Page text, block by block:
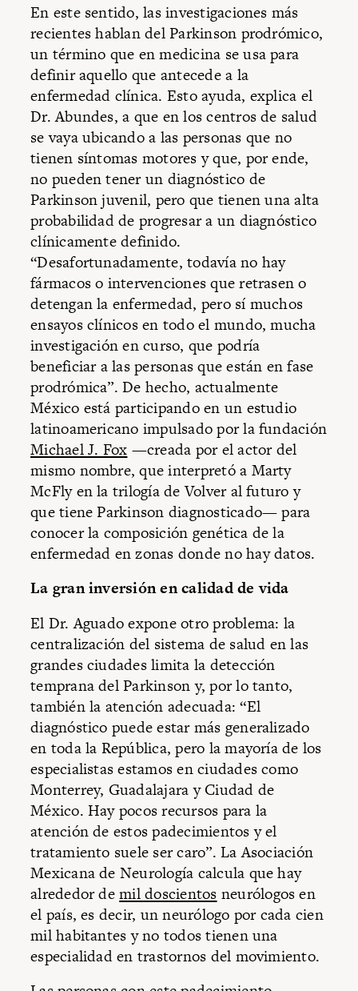
En este sentido, las investigaciones más
recientes hablan del Parkinson prodrómico,
un término que en medicina se usa para
definir aquello que antecede a la
enfermedad clínica. Esto ayuda, explica el
Dr. Abundes, a que en los centros de salud
se vaya ubicando a las personas que no
tienen síntomas motores y que, por ende,
no pueden tener un diagnóstico de
Parkinson juvenil, pero que tienen una alta
probabilidad de progresar a un diagnóstico
clínicamente definido.
“Desafortunadamente, todavía no hay
fármacos o intervenciones que retrasen o
detengan la enfermedad, pero sí muchos
ensayos clínicos en todo el mundo, mucha
investigación en curso, que podría
beneficiar a las personas que están en fase
prodrómica”. De hecho, actualmente
México está participando en un estudio
latinoamericano impulsado por la fundación
Michael J. Fox —creada por el actor del
mismo nombre, que interpretó a Marty
McFly en la trilogía de Volver al futuro y
que tiene Parkinson diagnosticado— para
conocer la composición genética de la
enfermedad en zonas donde no hay datos.
La gran inversión en calidad de vida
El Dr. Aguado expone otro problema: la
centralización del sistema de salud en las
grandes ciudades limita la detección
temprana del Parkinson y, por lo tanto,
también la atención adecuada: “El
diagnóstico puede estar más generalizado
en toda la República, pero la mayoría de los
especialistas estamos en ciudades como
Monterrey, Guadalajara y Ciudad de
México. Hay pocos recursos para la
atención de estos padecimientos y el
tratamiento suele ser caro”. La Asociación
Mexicana de Neurología calcula que hay
alrededor demil doscientos neurólogos en
el país, es decir, un neurólogo por cada cien
mil habitantes y no todos tienen una
especialidad en trastornos del movimiento.